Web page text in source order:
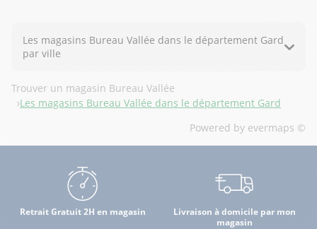
Les magasins Bureau Vallée dans le département Gard
par ville
Trouver un magasin Bureau Vallée
Les magasins Bureau Vallée dans le département Gard
Powered by evermaps ©
Retrait Gratuit 2H en magasin
Livraison à domicile par mon
magasin